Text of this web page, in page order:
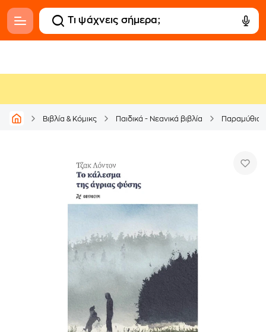
Βιβλία & Κόμικς Παιδικά - Νεανικά βιβλία Παραμύθια